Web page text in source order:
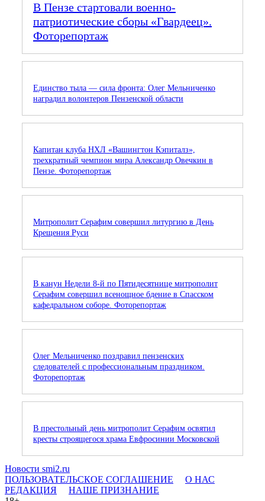
В Пензе стартовали военно-
патриотические сборы «Гвардеец».
Фоторепортаж
Единство тыла — сила фронта: Олег Мельниченко
наградил волонтеров Пензенской области
Капитан клуба НХЛ «Вашингтон Кэпиталз»,
трехкратный чемпион мира Александр Овечкин в
Пензе. Фоторепортаж
Митрополит Серафим совершил литургию в День
Крещения Руси
В канун Недели 8-й по Пятидесятнице митрополит
Серафим совершил всенощное бдение в Спасском
кафедральном соборе. Фоторепортаж
Олег Мельниченко поздравил пензенских
следователей с профессиональным праздником.
Фоторепортаж
В престольный день митрополит Серафим освятил
кресты строящегося храма Евфросинии Московской
Новости smi2.ru
ПОЛЬЗОВАТЕЛЬСКОЕ СОГЛАШЕНИЕ
О НАС
РЕДАКЦИЯ
НАШЕ ПРИЗНАНИЕ